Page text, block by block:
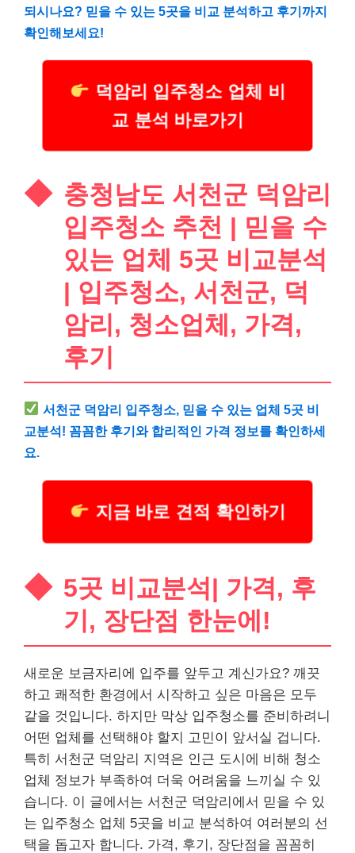
되시나요? 믿을 수 있는 5곳을 비교 분석하고 후기까지
확인해보세요!
덕암리 입주청소 업체 비
교 분석 바로가기
충청남도 서천군 덕암리
입주청소 추천 | 믿을 수
있는 업체 5곳 비교분석
| 입주청소, 서천군, 덕
암리, 청소업체, 가격,
후기
서천군 덕암리 입주청소, 믿을 수 있는 업체 5곳 비
교분석! 꼼꼼한 후기와 합리적인 가격 정보를 확인하세
요.
지금 바로 견적 확인하기
5곳 비교분석| 가격, 후
기, 장단점 한눈에!
새로운 보금자리에 입주를 앞두고 계신가요? 깨끗
하고 쾌적한 환경에서 시작하고 싶은 마음은 모두
같을 것입니다. 하지만 막상 입주청소를 준비하려니
어떤 업체를 선택해야 할지 고민이 앞서실 겁니다.
특히 서천군 덕암리 지역은 인근 도시에 비해 청소
업체 정보가 부족하여 더욱 어려움을 느끼실 수 있
습니다. 이 글에서는 서천군 덕암리에서 믿을 수 있
는 입주청소 업체 5곳을 비교 분석하여 여러분의 선
택을 돕고자 합니다. 가격, 후기, 장단점을 꼼꼼히